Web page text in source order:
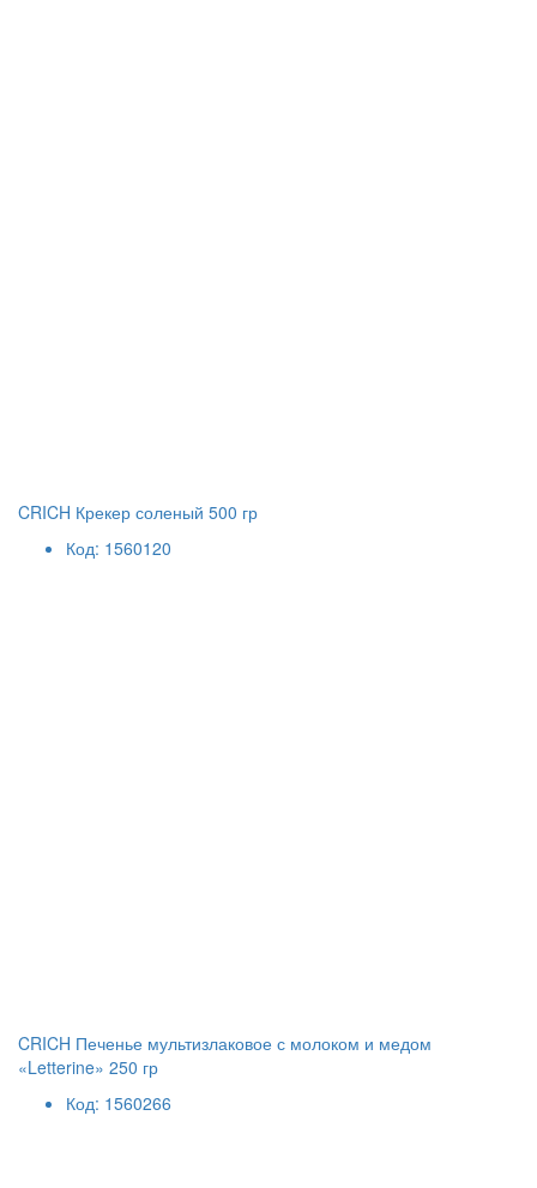
CRICH Крекер соленый 500 гр
Код: 1560120
CRICH Печенье мультизлаковое с молоком и медом
«Letterine» 250 гр
Код: 1560266